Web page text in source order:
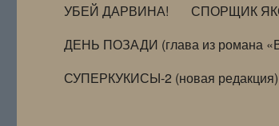
УБЕЙ ДАРВИНА!
СПОРЩИК
ДЕНЬ ПОЗАДИ (глава из романа
СУПЕРКУКИСЫ-2 (новая редакция)